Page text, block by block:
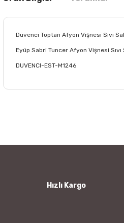
Düvenci Toptan Afyon Vişnesi Sıvı
Eyüp Sabri Tuncer Afyon Vişnesi
DUVENCI-EST-M1246
Ürün bilgilerinde hatalar
Hızlı Kargo